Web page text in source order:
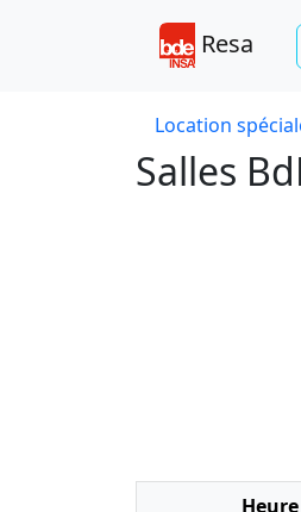
Resa
Location
Salles
Heure